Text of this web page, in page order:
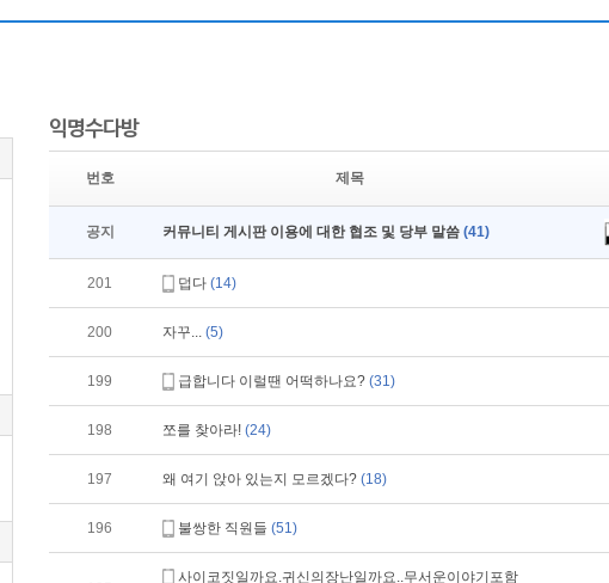
익명수다방
번호 제목
공지 커뮤니티 게시판 이용에 대한 협조 및 당부 말씀 (41)
201 덥다 (14)
200 자꾸... (5)
199 급합니다 이럴땐 어떡하나요? (31)
198 쪼를 찾아라! (24)
197 왜 여기 앉아 있는지 모르겠다? (18)
196 불쌍한 직원들 (51)
사이코짓일까요.귀신의장난일까요..무서운이야기포함